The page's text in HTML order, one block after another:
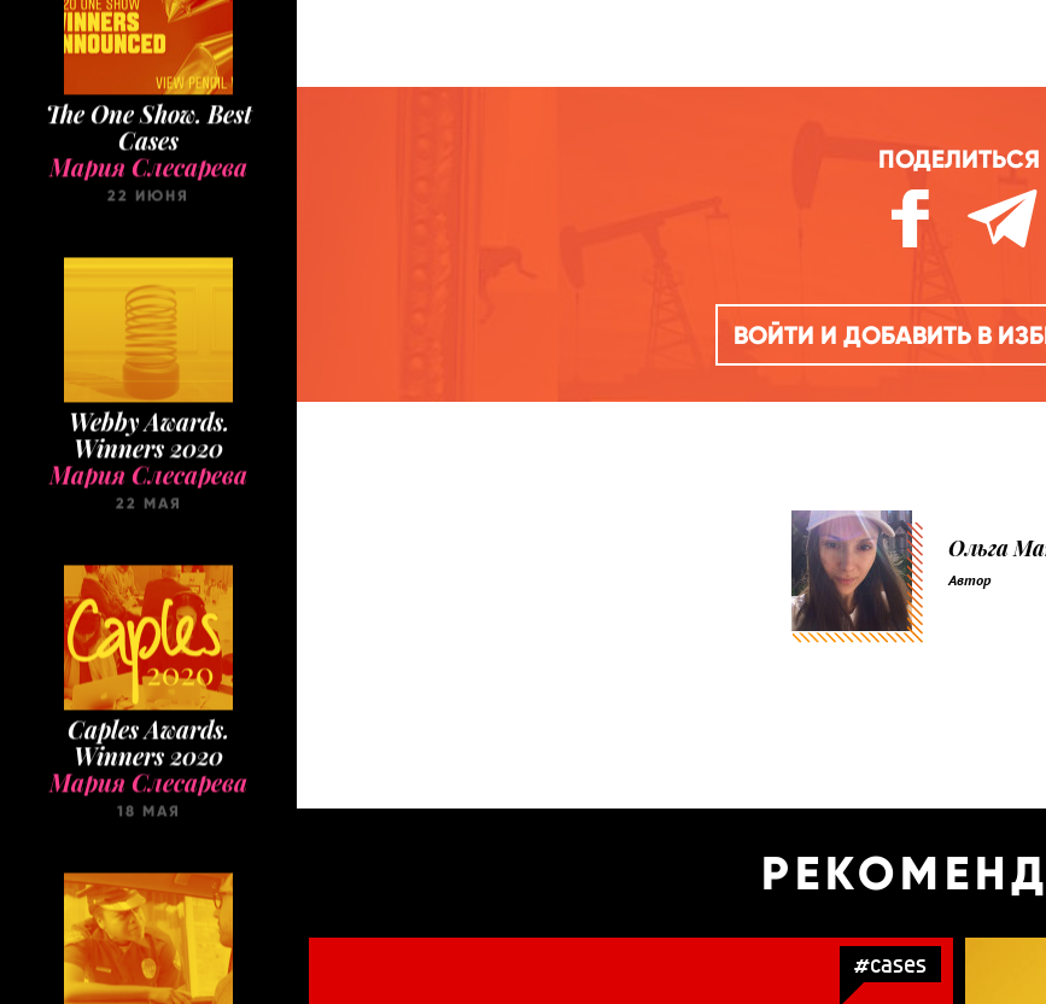
The One Show. Best
Cases
Мария Слесарева
22 ИЮНЯ
Webby Awards.
Winners 2020
Мария Слесарева
22 МАЯ
Caples Awards.
Winners 2020
Мария Слесарева
18 МАЯ
ПОДЕЛИТЬСЯ
ВОЙТИ И ДОБАВИТЬ В
Ольга
Автор
#cases